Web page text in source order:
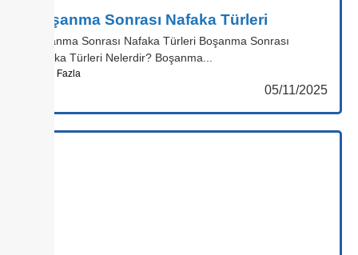
Boşanma Sonrası Nafaka Türleri
Boşanma Sonrası Nafaka Türleri Boşanma Sonrası
Nafaka Türleri Nelerdir? Boşanma...
Daha Fazla
05/11/2025